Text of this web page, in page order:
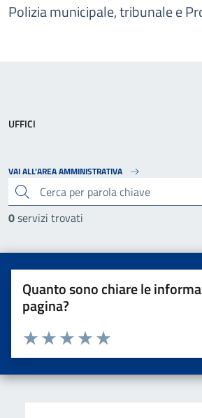
Polizia municipale, tribunale e
cerca
0servizi trovati
UFFICI
VAI ALL’AREA AMMINISTRATIVA
Quanto sono chiare le
pagina?
Valuta da 1 a 5 stelle la pagina
Valuta 5 stelle su 5
Valuta 4 stelle su 5
Valuta 3 stelle su 5
Valuta 2 stelle su 5
Valuta una stella su 5